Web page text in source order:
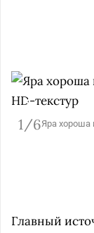
1/6Яра хороша
Главный